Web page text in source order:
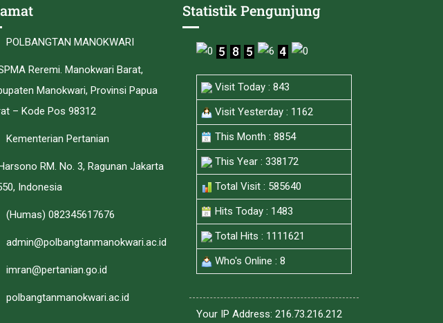
POLBANGTAN MANOKWARI
Reremi. Manokwari Barat,
Manokwari, Provinsi Papua
– Kode Pos 98312
Kementerian Pertanian
RM. No. 3, Ragunan Jakarta
Indonesia
(Humas) 082345617676
admin@polbangtanmanokwari.ac.id
imran@pertanian.go.id
polbangtanmanokwari.ac.id
Statistik Pengunjung
Visit Today : 843
Visit Yesterday : 1162
This Month : 8854
This Year : 338172
Total Visit : 585640
Hits Today : 1483
Total Hits : 1111621
Who's Online : 8
Your IP Address: 216.73.216.212